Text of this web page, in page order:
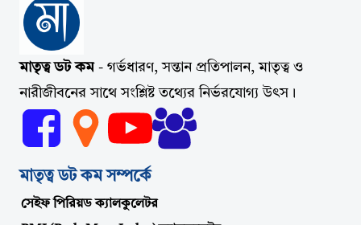
মাতৃত্ব ডট কম- গর্ভধারণ, সন্তান প্রতিপালন, মাতৃত্ব ও
নারীজীবনের সাথে সংশ্লিষ্ট তথ্যের নির্ভরযোগ্য উৎস।
মাতৃত্ব ডট কম সম্পর্কে
সেইফ পিরিয়ড ক্যালকুলেটর